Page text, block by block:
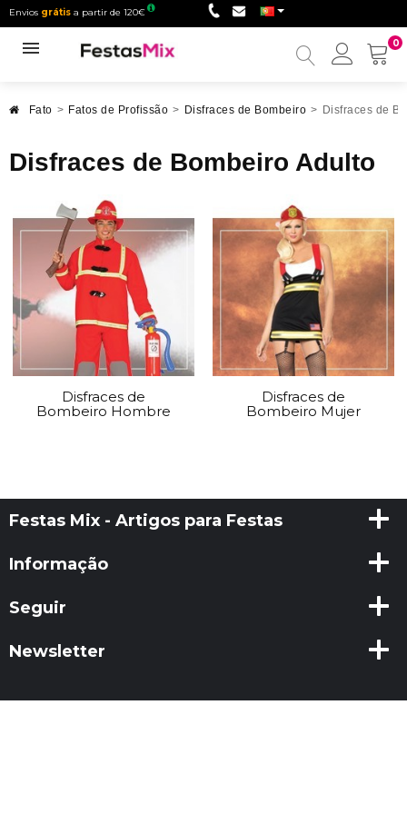
Envios grátis a partir de 120€
0
Minha
Fato > Fatos de Profissão > Disfraces de Bombeiro > Disfraces de
Disfraces de Bombeiro Adulto
Disfraces de
Bombeiro Hombre
Disfraces de
Bombeiro Mujer
Festas Mix - Artigos para Festas
Informação
Seguir
Newsletter